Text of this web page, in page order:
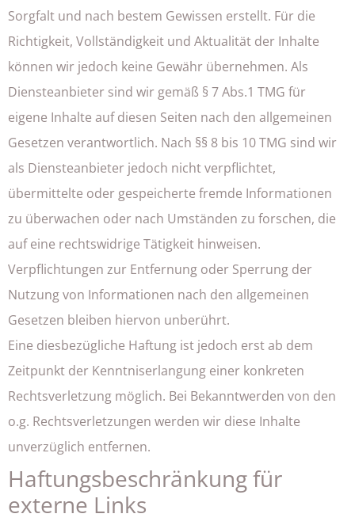
Sorgfalt und nach bestem Gewissen erstellt. Für die
Richtigkeit, Vollständigkeit und Aktualität der Inhalte
können wir jedoch keine Gewähr übernehmen. Als
Diensteanbieter sind wir gemäß § 7 Abs.1 TMG für
eigene Inhalte auf diesen Seiten nach den allgemeinen
Gesetzen verantwortlich. Nach §§ 8 bis 10 TMG sind wir
als Diensteanbieter jedoch nicht verpflichtet,
übermittelte oder gespeicherte fremde Informationen
zu überwachen oder nach Umständen zu forschen, die
auf eine rechtswidrige Tätigkeit hinweisen.
Verpflichtungen zur Entfernung oder Sperrung der
Nutzung von Informationen nach den allgemeinen
Gesetzen bleiben hiervon unberührt.
Eine diesbezügliche Haftung ist jedoch erst ab dem
Zeitpunkt der Kenntniserlangung einer konkreten
Rechtsverletzung möglich. Bei Bekanntwerden von den
o.g. Rechtsverletzungen werden wir diese Inhalte
unverzüglich entfernen.
Haftungsbeschränkung für
externe Links